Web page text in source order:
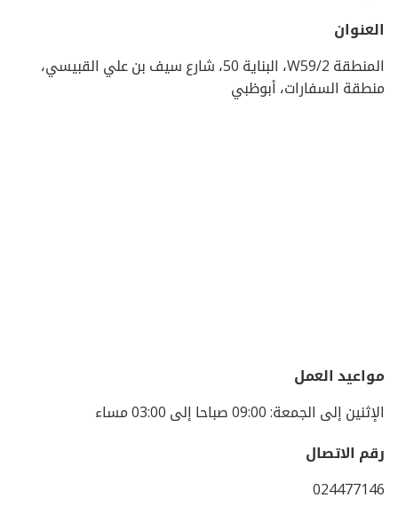
العنوان
المنطقة W59/2، البناية 50، شارع سيف بن علي القبيسي،
منطقة السفارات، أبوظبي
مواعيد العمل
الإثنين إلى الجمعة: 09:00 صباحا إلى 03:00 مساء
رقم الاتصال
024477146